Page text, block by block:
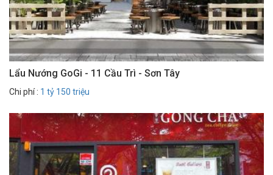
Lẩu Nướng GoGi - 11 Cầu Trì - Sơn Tây
Chi phí : 1 tỷ 150 triệu